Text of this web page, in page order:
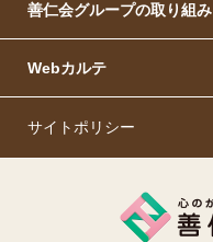
善仁会グループの取り組み
Webカルテ
サイトポリシー